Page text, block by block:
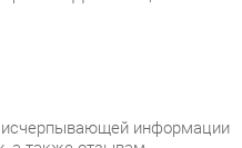
информации
S-900 Дуб сонома
производства Skyland
со скидкой и
труда.